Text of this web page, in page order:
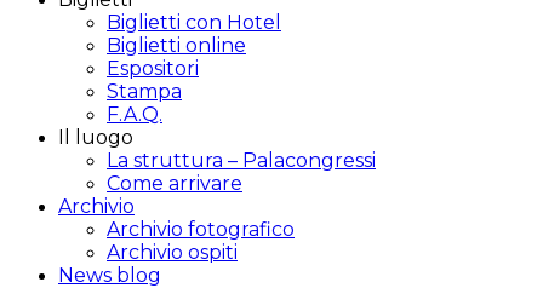
Biglietti con Hotel
Biglietti online
Espositori
Stampa
F.A.Q.
Il luogo
La struttura – Palacongressi
Come arrivare
Archivio
Archivio fotografico
Archivio ospiti
News blog